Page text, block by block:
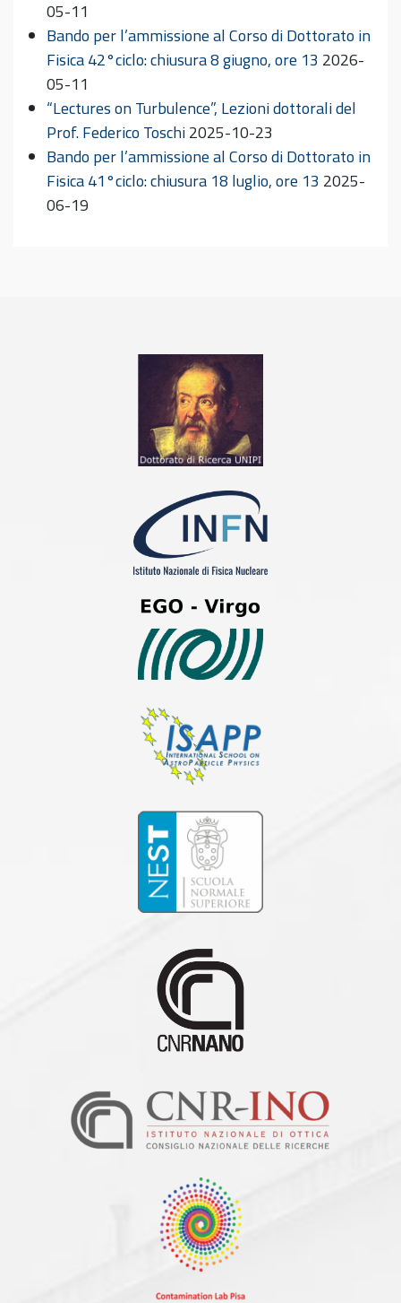
05-11
Bando per l’ammissione al Corso di Dottorato in
Fisica 42°ciclo: chiusura 8 giugno, ore 13 2026-
05-11
“Lectures on Turbulence”, Lezioni dottorali del
Prof. Federico Toschi2025-10-23
Bando per l’ammissione al Corso di Dottorato in
Fisica 41°ciclo: chiusura 18 luglio, ore 13 2025-
06-19